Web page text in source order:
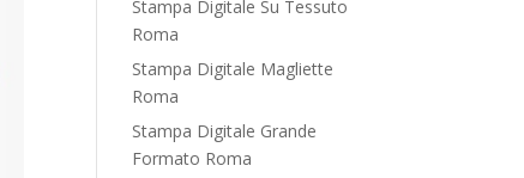
Stampa Digitale Su Tessuto
Roma
Stampa Digitale Magliette
Roma
Stampa Digitale Grande
Formato Roma